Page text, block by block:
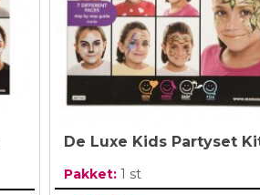
De Luxe Kids Partyset
Pakket: 1 st